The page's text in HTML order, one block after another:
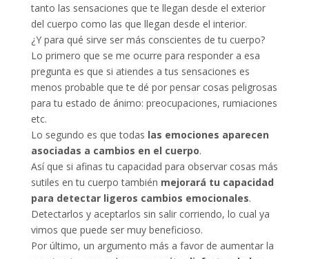
tanto las sensaciones que te llegan desde el exterior
del cuerpo como las que llegan desde el interior.
¿Y para qué sirve ser más conscientes de tu cuerpo?
Lo primero que se me ocurre para responder a esa
pregunta es que si atiendes a tus sensaciones es
menos probable que te dé por pensar cosas peligrosas
para tu estado de ánimo: preocupaciones, rumiaciones
etc.
Lo segundo es que todas las emociones aparecen
asociadas a cambios en el cuerpo.
Así que si afinas tu capacidad para observar cosas más
sutiles en tu cuerpo también mejorará tu capacidad
para detectar ligeros cambios emocionales.
Detectarlos y aceptarlos sin salir corriendo, lo cual ya
vimos que puede ser muy beneficioso.
Por último, un argumento más a favor de aumentar la